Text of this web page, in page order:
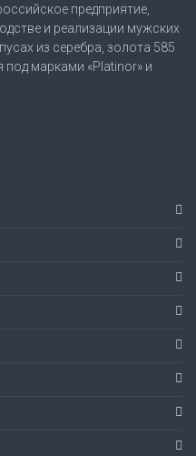
предприятие,
и реализации мужских
из серебра, золота 585
под марками «Platinor» и